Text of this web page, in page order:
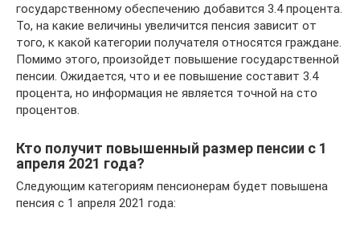
государственному обеспечению добавится 3.4 процента.
То, на какие величины увеличится пенсия зависит от
того, к какой категории получателя относятся граждане.
Помимо этого, произойдет повышение государственной
пенсии. Ожидается, что и ее повышение составит 3.4
процента, но информация не является точной на сто
процентов.
Кто получит повышенный размер пенсии с 1
апреля 2021 года?
Следующим категориям пенсионерам будет повышена
пенсия с 1 апреля 2021 года: